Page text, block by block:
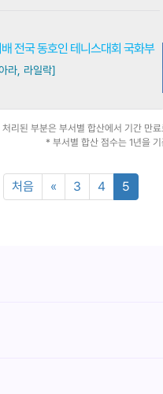
전국 동호인 테니스대회 국화부
라, 라일락]
리된 부분은 부서별 합산에서 기간 만
* 부서별 합산 점수는 1년을
처음 « 3 4 5